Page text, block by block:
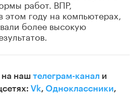
работ. ВПР,
году на компьютерах,
более высокую
на наш телеграм-канал и
Vk, Одноклассники,